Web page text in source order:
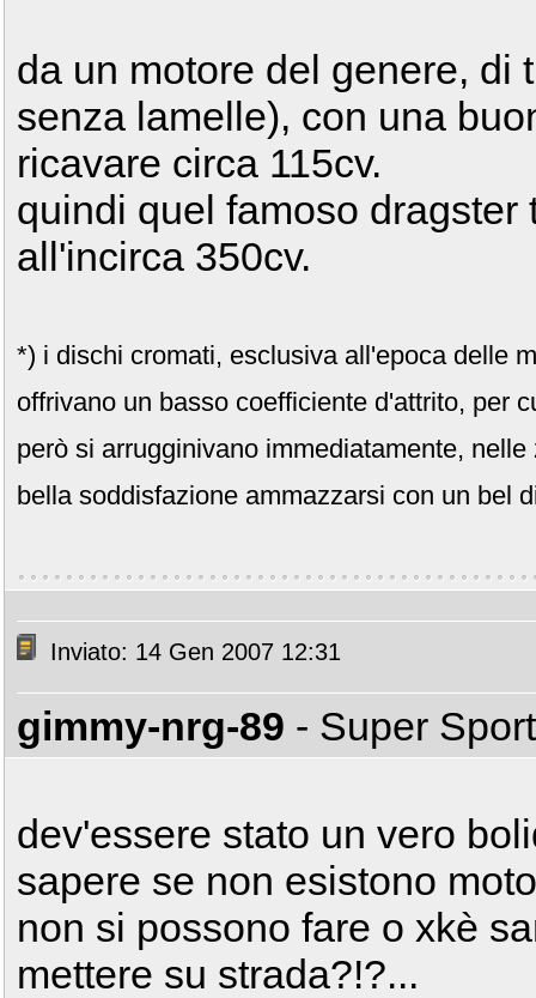
da un motore del genere, di
senza lamelle), con una
ricavare circa 115cv.
quindi quel famoso
all'incirca 350cv.
*) i dischi cromati, esclusiva all'epoca delle
offrivano un basso coefficiente d'attrito, per
però si arrugginivano immediatamente,
bella soddisfazione ammazzarsi con un bel
Inviato: 14 Gen 2007 12:31
gimmy-nrg-89 - Super
dev'essere stato un vero
sapere se non esistono
non si possono fare o xkè
mettere su strada?!?...